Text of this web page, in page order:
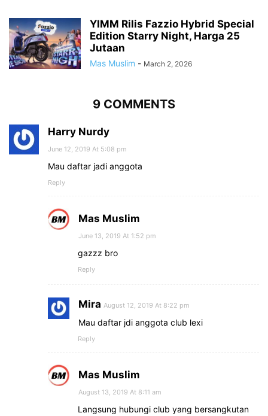
YIMM Rilis Fazzio Hybrid Special
Edition Starry Night, Harga 25
Jutaan
Mas Muslim - March 2, 2026
9 COMMENTS
Harry Nurdy
June 12, 2019 At 5:08 pm
Mau daftar jadi anggota
Reply
Mas Muslim
June 13, 2019 At 1:52 pm
gazzz bro
Reply
Mira August 12, 2019 At 8:22 pm
Mau daftar jdi anggota club lexi
Reply
Mas Muslim
August 13, 2019 At 8:11 am
Langsung hubungi club yang bersangkutan